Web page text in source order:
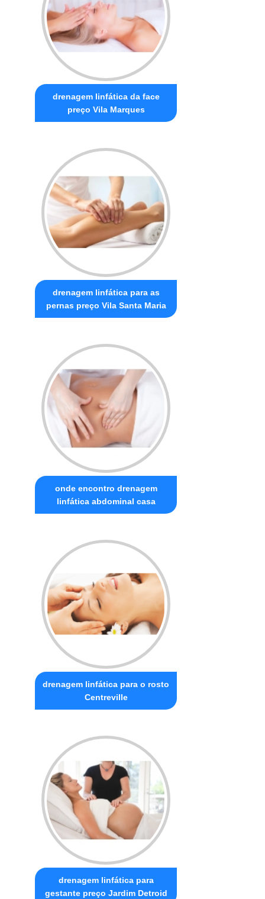
drenagem linfática da face
preço Vila Marques
drenagem linfática para as
pernas preço Vila Santa Maria
onde encontro drenagem
linfática abdominal casa
drenagem linfática para o rosto
Centreville
drenagem linfática para
gestante preço Jardim Detroid